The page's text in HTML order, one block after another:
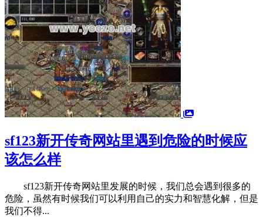
sf123新开传奇网站里遇到危险的时候应
该怎么样
sf123新开传奇网站里发展的时候，我们总会遇到很多的
危险，虽然有时候我们可以利用自己的实力和智慧化解，但是
我们不得...